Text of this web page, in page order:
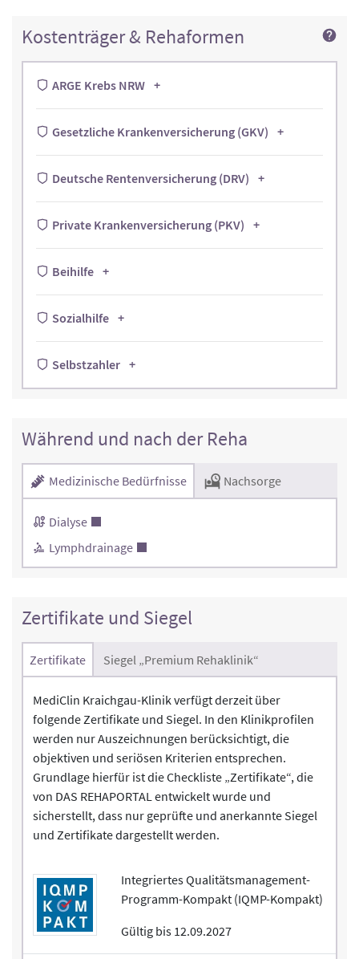
Kostenträger & Rehaformen
ARGE Krebs NRW
Gesetzliche Krankenversicherung (GKV)
Deutsche Rentenversicherung (DRV)
Private Krankenversicherung (PKV)
Beihilfe
Sozialhilfe
Selbstzahler
Während und nach der Reha
Medizinische Bedürfnisse Nachsorge
Dialyse
Lymphdrainage
Zertifikate und Siegel
Zertifikate Siegel „Premium Rehaklinik“
MediClin Kraichgau-Klinik verfügt derzeit über
folgende Zertifikate und Siegel. In den Klinikprofilen
werden nur Auszeichnungen berücksichtigt, die
objektiven und seriösen Kriterien entsprechen.
Grundlage hierfür ist die Checkliste „Zertifikate“, die
von DAS REHAPORTAL entwickelt wurde und
sicherstellt, dass nur geprüfte und anerkannte Siegel
und Zertifikate dargestellt werden.
Integriertes Qualitätsmanagement-
Programm-Kompakt (IQMP-Kompakt)
Gültig bis 12.09.2027